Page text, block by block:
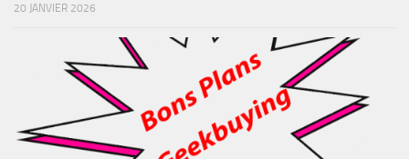
20 JANVIER 2026